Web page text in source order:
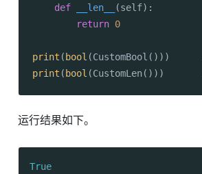
def
__len__ (self):
return 0
print ( bool (CustomBool()))
print ( bool (CustomLen()))
运行结果如下。
True